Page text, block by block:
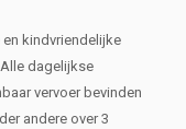
kindvriendelijke
dagelijkse
vervoer bevinden
andere over 3